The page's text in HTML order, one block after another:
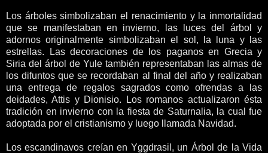
Los árboles simbolizaban el renacimiento y la inmortalidad
que se manifestaban en invierno, las luces del árbol y
adornos originalmente simbolizaban el sol, la luna y las
estrellas. Las decoraciones de los paganos en Grecia y
Siria del árbol de Yule también representaban las almas de
los difuntos que se recordaban al final del año y realizaban
una entrega de regalos sagrados como ofrendas a las
deidades, Attis y Dionisio. Los romanos actualizaron ésta
tradición en invierno con la fiesta de Saturnalia, la cual fue
adoptada por el cristianismo y luego llamada Navidad.
Los escandinavos creían en Yggdrasil, un Árbol de la Vida